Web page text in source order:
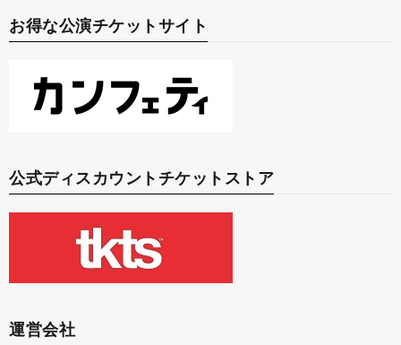
お得な公演チケットサイト
公式ディスカウントチケットストア
運営会社